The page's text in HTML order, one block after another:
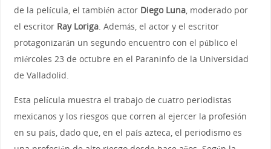
de la película, el también actor Diego Luna, moderado por
el escritor Ray Loriga. Además, el actor y el escritor
protagonizarán un segundo encuentro con el público el
miércoles 23 de octubre en el Paraninfo de la Universidad
de Valladolid.
Esta película muestra el trabajo de cuatro periodistas
mexicanos y los riesgos que corren al ejercer la profesión
en su país, dado que, en el país azteca, el periodismo es